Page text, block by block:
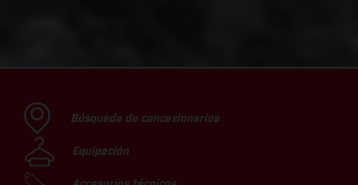
Búsqueda de concesionarios
Equipación